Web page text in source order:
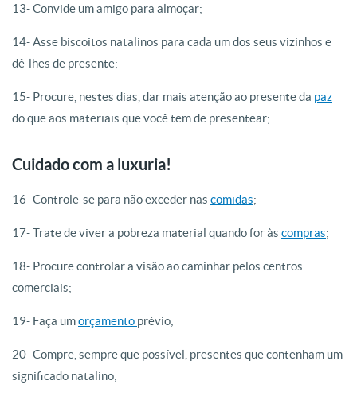
13- Convide um amigo para almoçar;
14- Asse biscoitos natalinos para cada um dos seus vizinhos e
dê-lhes de presente;
15- Procure, nestes dias, dar mais atenção ao presente da paz
do que aos materiais que você tem de presentear;
Cuidado com a luxuria!
16- Controle-se para não exceder nas comidas;
17- Trate de viver a pobreza material quando for às compras;
18- Procure controlar a visão ao caminhar pelos centros
comerciais;
19- Faça umorçamento prévio;
20- Compre, sempre que possível, presentes que contenham um
significado natalino;